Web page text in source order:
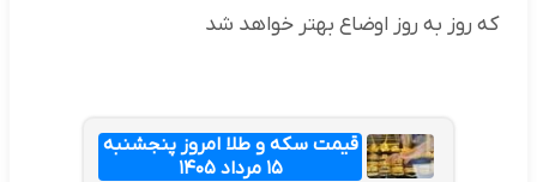
که روز به روز اوضاع بهتر خواهد شد
قیمت سکه و طلا امروز پنجشنبه
۱۵ مرداد ۱۴۰۵